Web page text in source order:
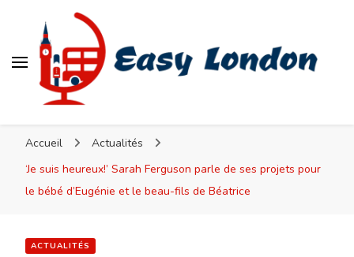
Accueil
Actualités
‘Je suis heureux!’ Sarah Ferguson parle de ses projets pour
le bébé d’Eugénie et le beau-fils de Béatrice
ACTUALITÉS